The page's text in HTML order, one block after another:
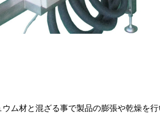
ム材と混ざる事で製品の膨張や乾燥